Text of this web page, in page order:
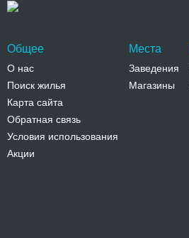
Общее
О нас
Поиск жилья
Карта сайта
Обратная связь
Условия использования
Акции
Места
Заведения
Магазины